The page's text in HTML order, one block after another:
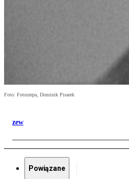
Foto: Fotorzepa, Dominik Pisarek
zew
Powiązane